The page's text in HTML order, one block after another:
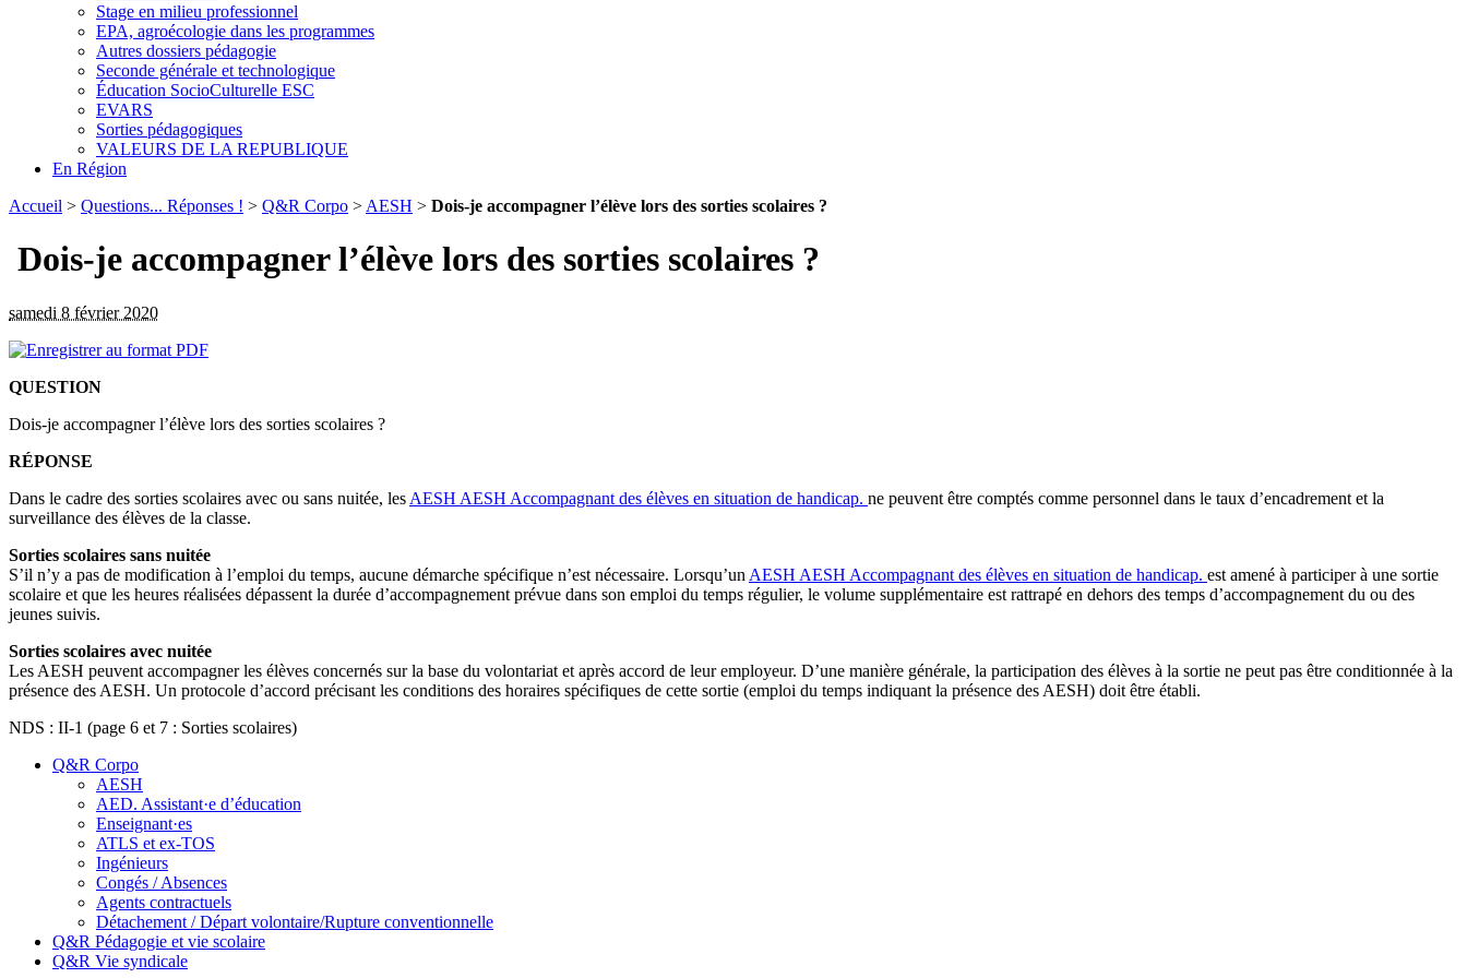
Stage en milieu professionnel
EPA, agroécologie dans les programmes
Autres dossiers pédagogie
Seconde générale et technologique
Éducation SocioCulturelle ESC
EVARS
Sorties pédagogiques
VALEURS DE LA REPUBLIQUE
En Région
Accueil > Questions... Réponses ! > Q&R Corpo > AESH > Dois-je accompagner l’élève lors des sorties scolaires ?
Dois-je accompagner l’élève lors des sorties scolaires ?
samedi 8 février 2020
QUESTION
Dois-je accompagner l’élève lors des sorties scolaires ?
RÉPONSE
Dans le cadre des sorties scolaires avec ou sans nuitée, les AESH AESH Accompagnant des élèves en situation de handicap. ne peuvent être comptés comme personnel dans le taux d’encadrement et la
surveillance des élèves de la classe.
Sorties scolaires sans nuitée
S’il n’y a pas de modification à l’emploi du temps, aucune démarche spécifique n’est nécessaire. Lorsqu’un AESH AESH Accompagnant des élèves en situation de handicap. est amené à participer à une sortie
scolaire et que les heures réalisées dépassent la durée d’accompagnement prévue dans son emploi du temps régulier, le volume supplémentaire est rattrapé en dehors des temps d’accompagnement du ou des
jeunes suivis.
Sorties scolaires avec nuitée
Les AESH peuvent accompagner les élèves concernés sur la base du volontariat et après accord de leur employeur. D’une manière générale, la participation des élèves à la sortie ne peut pas être conditionnée à la
présence des AESH. Un protocole d’accord précisant les conditions des horaires spécifiques de cette sortie (emploi du temps indiquant la présence des AESH) doit être établi.
NDS : II-1 (page 6 et 7 : Sorties scolaires)
Q&R Corpo
AESH
AED. Assistant·e d’éducation
Enseignant·es
ATLS et ex-TOS
Ingénieurs
Congés / Absences
Agents contractuels
Détachement / Départ volontaire/Rupture conventionnelle
Q&R Pédagogie et vie scolaire
Q&R Vie syndicale